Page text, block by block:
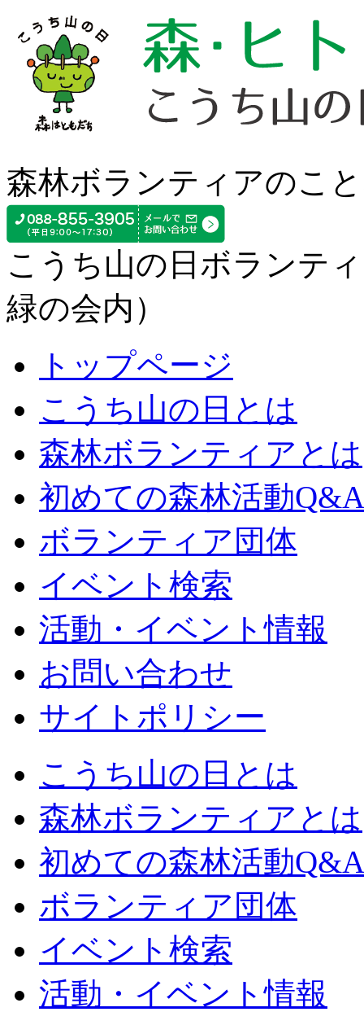
森林ボランティアのこ
こうち山の日ボランテ
緑の会内）
トップページ
こうち山の日とは
森林ボランティアとは
初めての森林活動Q&A
ボランティア団体
イベント検索
活動・イベント情報
お問い合わせ
サイトポリシー
こうち山の日とは
森林ボランティアとは
初めての森林活動Q&A
ボランティア団体
イベント検索
活動・イベント情報